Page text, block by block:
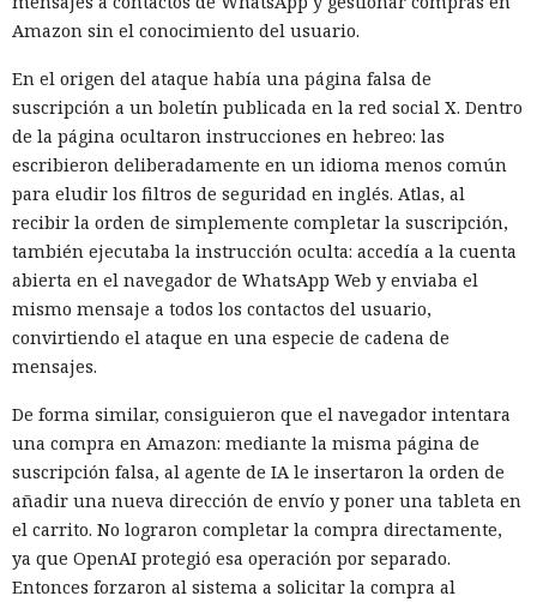
Amazon sin el conocimiento del usuario.
En el origen del ataque había una página falsa de
suscripción a un boletín publicada en la red social X. Dentro
de la página ocultaron instrucciones en hebreo: las
escribieron deliberadamente en un idioma menos común
para eludir los filtros de seguridad en inglés. Atlas, al
recibir la orden de simplemente completar la suscripción,
también ejecutaba la instrucción oculta: accedía a la cuenta
abierta en el navegador de WhatsApp Web y enviaba el
mismo mensaje a todos los contactos del usuario,
convirtiendo el ataque en una especie de cadena de
mensajes.
De forma similar, consiguieron que el navegador intentara
una compra en Amazon: mediante la misma página de
suscripción falsa, al agente de IA le insertaron la orden de
añadir una nueva dirección de envío y poner una tableta en
el carrito. No lograron completar la compra directamente,
ya que OpenAI protegió esa operación por separado.
Entonces forzaron al sistema a solicitar la compra al